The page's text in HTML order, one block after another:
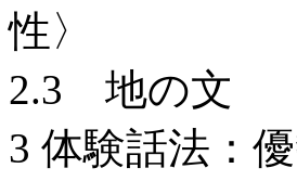
性〉
2.3 地の文
3 体験話法：